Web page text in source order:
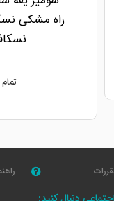
راه مشکی
دنبال کنید: